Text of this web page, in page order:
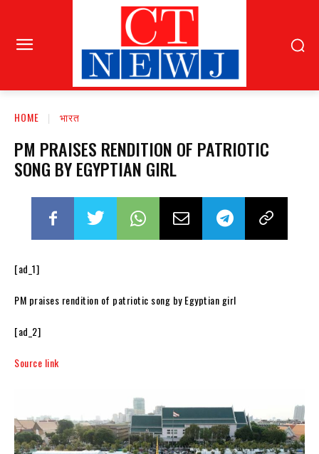
HOME भारत
PM PRAISES RENDITION OF PATRIOTIC
SONG BY EGYPTIAN GIRL
[ad_1]
PM praises rendition of patriotic song by Egyptian girl
[ad_2]
Source link